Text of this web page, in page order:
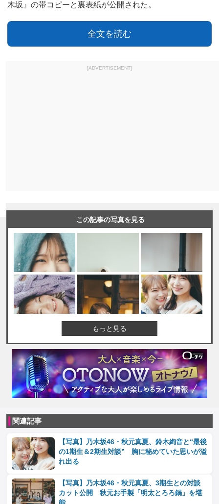
木坂』の帯コピーと裏表紙が公開された。
全文を読む
[ADVERTISEMENT]
この記事の写真を見る
もっと見る
関連記事
【写真】乃木坂46・秋元真夏、鈴木絢音と“最後
の1期生＆2期生対談” 胸に秘めていた思いが溢
れ出る
【写真】乃木坂46・秋元真夏、3期生との対談
カット公開 秋元お手製「明太とろろ鍋」を堪